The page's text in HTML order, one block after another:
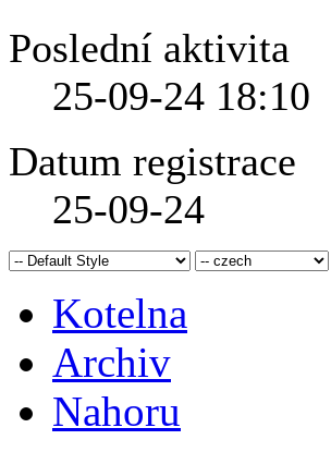
Poslední aktivita
25-09-24 18:10
Datum registrace
25-09-24
Kotelna
Archiv
Nahoru